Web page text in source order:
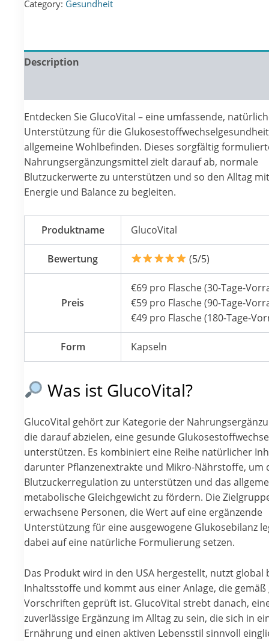
€69.00.€49.00.
Category: Gesundheit
Description
Entdecken Sie GlucoVital – eine umfassende,
Unterstützung für die
allgemeine Wohlbefinden. Dieses sorgfältig
Nahrungsergänzungsmittel zielt darauf ab, normale
Blutzuckerwerte zu unterstützen und so den Alltag
Energie und Balance zu begleiten.
Produktname GlucoVital
Bewertung (5/5)
Preis
€69 pro Flasche (30-Tage-
€59 pro Flasche (90-Tage-
€49 pro Flasche (180-Tage-
Form Kapseln
Was ist GlucoVital?
GlucoVital gehört zur Kategorie der
die darauf abzielen, eine gesunde
unterstützen. Es kombiniert eine Reihe natürlicher
darunter Pflanzenextrakte und Mikro-Nährstoffe, um
Blutzuckerregulation zu unterstützen und das
metabolische Gleichgewicht zu fördern. Die
erwachsene Personen, die Wert auf eine ergänzende
Unterstützung für eine ausgewogene Glukosebilanz
dabei auf eine natürliche Formulierung setzen.
Das Produkt wird in den USA hergestellt, nutzt global
Inhaltsstoffe und kommt aus einer Anlage, die gemäß
Vorschriften geprüft ist. GlucoVital strebt danach,
zuverlässige Ergänzung im Alltag zu sein, die sich in
Ernährung und einen aktiven Lebensstil sinnvoll